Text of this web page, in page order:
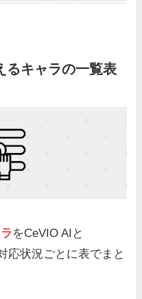
るキャラの一覧表
をCeVIO AIと
応状況ごとに表でまと